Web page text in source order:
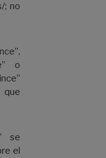
; no
o
que
se
el